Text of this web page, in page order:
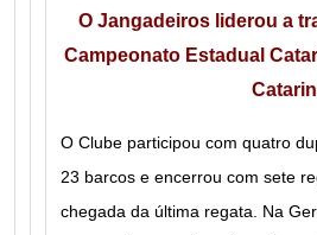
O Jangadeiros liderou a
Campeonato Estadual
O Clube participou com quatro
23 barcos e encerrou com sete
chegada da última regata.
Na